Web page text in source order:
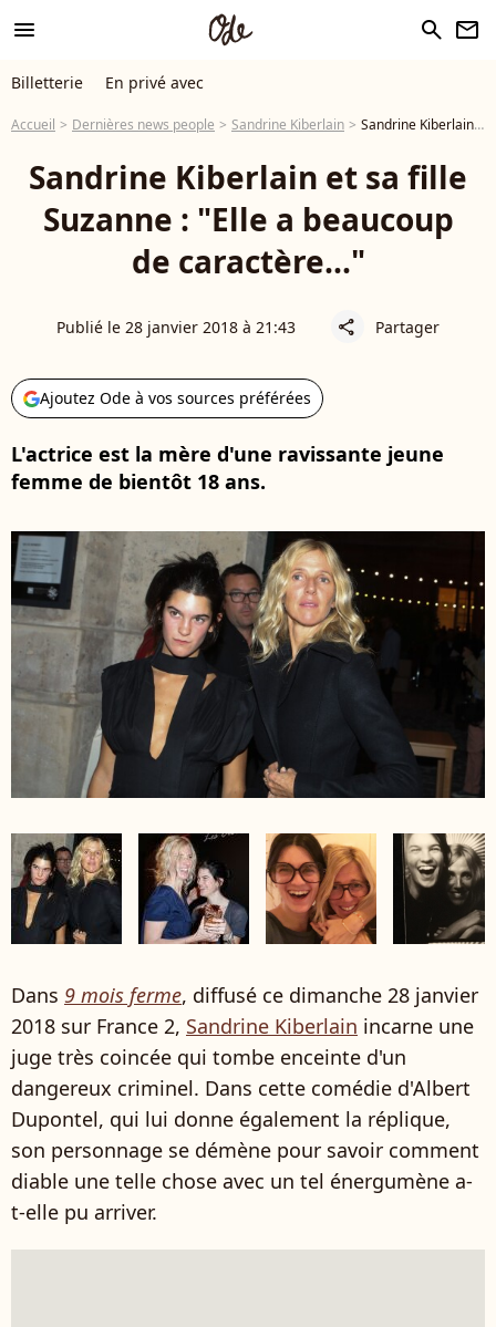
menu search newsletter
Billetterie En privé avec
Accueil Dernières news people Sandrine Kiberlain Sandrine Kiberlain et sa fille Suzanne : "Elle a beaucoup de caractère..."
Sandrine Kiberlain et sa fille
Suzanne : "Elle a beaucoup
de caractère..."
Publié le 28 janvier 2018 à 21:43 share Partager
Ajoutez Ode à vos sources préférées
L'actrice est la mère d'une ravissante jeune
femme de bientôt 18 ans.
Dans 9 mois ferme, diffusé ce dimanche 28 janvier
2018 sur France 2, Sandrine Kiberlain incarne une
juge très coincée qui tombe enceinte d'un
dangereux criminel. Dans cette comédie d'Albert
Dupontel, qui lui donne également la réplique,
son personnage se démène pour savoir comment
diable une telle chose avec un tel énergumène a-
t-elle pu arriver.